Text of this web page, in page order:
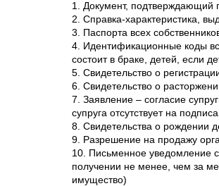
1. Документ, подтверждающий
2. Справка-характеристика,
3. Паспорта всех
4. Идентификационные коды
состоит в браке, детей, если
5. Свидетельство о
6. Свидетельство о
7. Заявление – согласие
супруга отсутствует на
8. Свидетельства о рождении
9. Разрешение на продажу
10. Письменное уведомление
получении не менее, чем за
имущество)